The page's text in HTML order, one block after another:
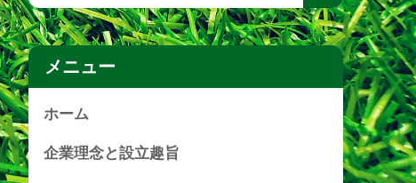
メニュー
ホーム
企業理念と設立趣旨